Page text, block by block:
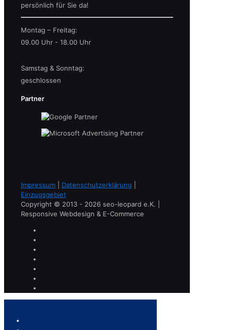
persönlich für Sie da!
Montag – Freitag:
09.00 Uhr - 18.00 Uhr
Samstag & Sonntag:
geschlossen
Partner
Impressum Datenschutzerklärung
Einzugsgebiet
Copyright © 2013 - 2026 seo-leopard e.K. |
Responsive Webdesign & E-Commerce